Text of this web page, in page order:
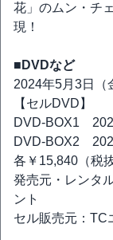
花」のムン・チ
現！
■DVDなど
2024年5月3日（
【セルDVD】
DVD-BOX1
DVD-BOX2
各￥15,840（税
発売元・レンタ
ント
セル販売元：TC